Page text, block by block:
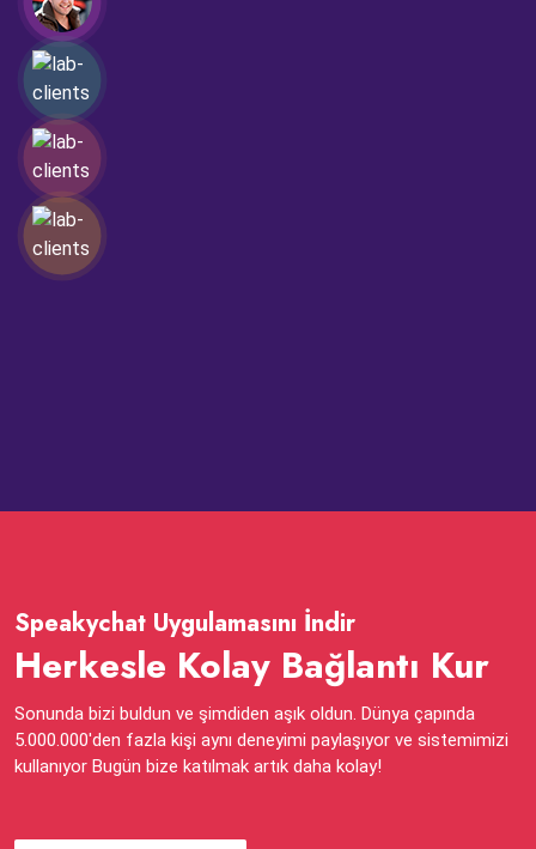
Speakychat Uygulamasını İndir
Herkesle Kolay Bağlantı Kur
Sonunda bizi buldun ve şimdiden aşık oldun. Dünya çapında
5.000.000'den fazla kişi aynı deneyimi paylaşıyor ve sistemimizi
kullanıyor Bugün bize katılmak artık daha kolay!